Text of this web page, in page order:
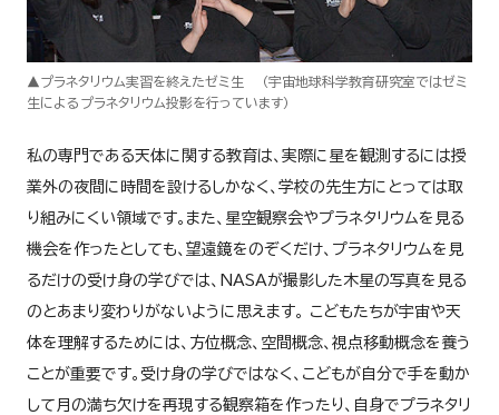
▲プラネタリウム実習を終えたゼミ生 （宇宙地球科学教育研究室ではゼミ
生によるプラネタリウム投影を行っています）
私の専門である天体に関する教育は、実際に星を観測するには授
業外の夜間に時間を設けるしかなく、学校の先生方にとっては取
り組みにくい領域です。また、星空観察会やプラネタリウムを見る
機会を作ったとしても、望遠鏡をのぞくだけ、プラネタリウムを見
るだけの受け身の学びでは、NASAが撮影した木星の写真を見る
のとあまり変わりがないように思えます。 こどもたちが宇宙や天
体を理解するためには、方位概念、空間概念、視点移動概念を養う
ことが重要です。受け身の学びではなく、こどもが自分で手を動か
して月の満ち欠けを再現する観察箱を作ったり、自身でプラネタリ